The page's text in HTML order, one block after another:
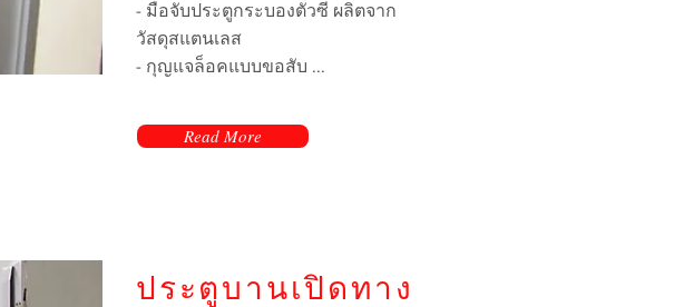
- มือจับประตูกระบองตัวซี ผลิตจาก
วัสดุสแตนเลส
- กุญแจล็อคแบบขอสับ ...
Read More
ดูเพิ่มเติม
ประตูบานเปิดทาง